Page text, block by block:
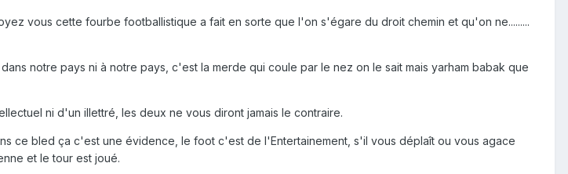
vous cette fourbe footballistique a fait en sorte que l'on s'égare du droit chemin et qu'on ne.........
notre pays ni à notre pays, c'est la merde qui coule par le nez on le sait mais yarham babak que
ni d'un illettré, les deux ne vous diront jamais le contraire.
ce bled ça c'est une évidence, le foot c'est de l'Entertainement, s'il vous déplaît ou vous agace
et le tour est joué.